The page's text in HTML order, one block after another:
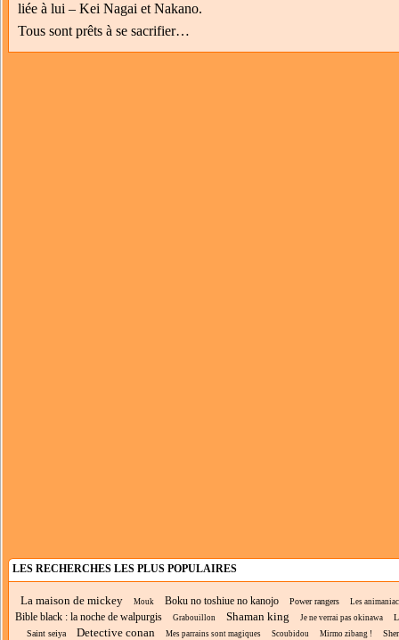
liée à lui – Kei Nagai et Nakano.
Tous sont prêts à se sacrifier…
LES RECHERCHES LES PLUS POPULAIRES
La maison de mickey Mouk Boku no toshiue no kanojo Power rangers Les
Bible black : la noche de walpurgis Grabouillon Shaman king Je ne verrai pas okinawa
Saint seiya
Detective conan Mes parrains sont magiques Scoubidou Mirmo zibang !